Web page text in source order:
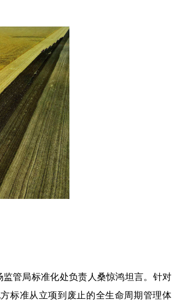
管局标准化处负责人桑惊鸿坦言。针对
标准从立项到废止的全生命周期管理体